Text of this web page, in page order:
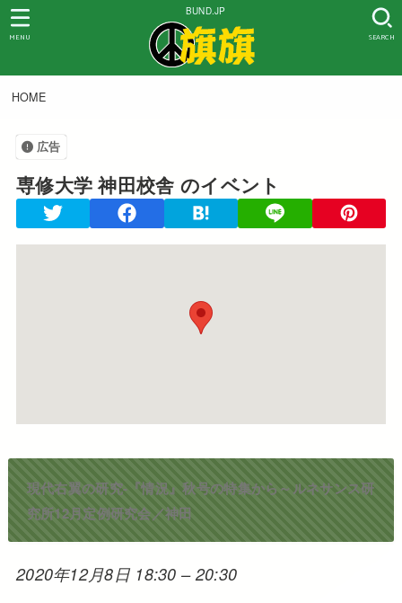
BUND.JP
SEARCH
MENU
HOME
広告
専修大学 神田校舎 のイベント
現代右翼の研究-『情況』秋号の特集から～ルネサンス研
究所12月定例研究会／神田
2020年12月8日 18:30 –20:30